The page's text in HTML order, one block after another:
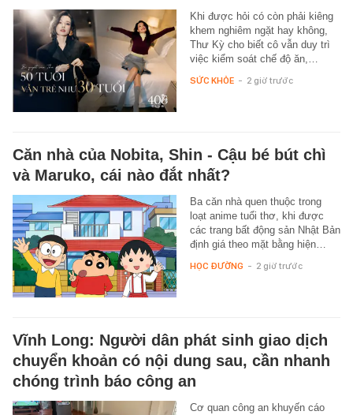
Khi được hỏi có còn phải kiêng
khem nghiêm ngặt hay không,
Thư Kỳ cho biết cô vẫn duy trì
việc kiểm soát chế độ ăn,…
SỨC KHỎE - 2 giờ trước
Căn nhà của Nobita, Shin - Cậu bé bút chì
và Maruko, cái nào đắt nhất?
Ba căn nhà quen thuộc trong
loạt anime tuổi thơ, khi được
các trang bất động sản Nhật Bản
định giá theo mặt bằng hiện…
HỌC ĐƯỜNG - 2 giờ trước
Vĩnh Long: Người dân phát sinh giao dịch
chuyển khoản có nội dung sau, cần nhanh
chóng trình báo công an
Cơ quan công an khuyến cáo